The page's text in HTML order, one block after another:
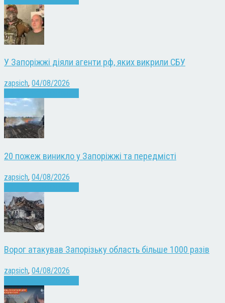
У Запоріжжі діяли агенти рф, яких викрили СБУ
zapsich, 04/08/2026
20 пожеж виникло у Запоріжжі та передмісті
zapsich, 04/08/2026
Ворог атакував Запорізьку область більше 1000 разів
zapsich, 04/08/2026